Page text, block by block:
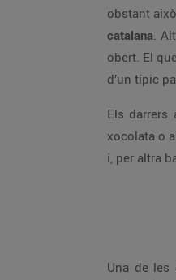
obstant
catalana.
obert. El
d’un típic
Els
xocolata o
i, per altra
Una de les